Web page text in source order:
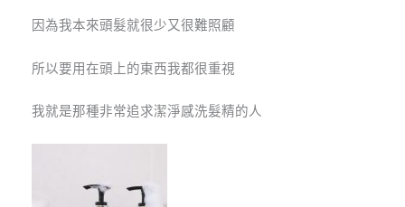
因為我本來頭髮就很少又很難照顧
所以要用在頭上的東西我都很重視
我就是那種非常追求潔淨感洗髮精的人